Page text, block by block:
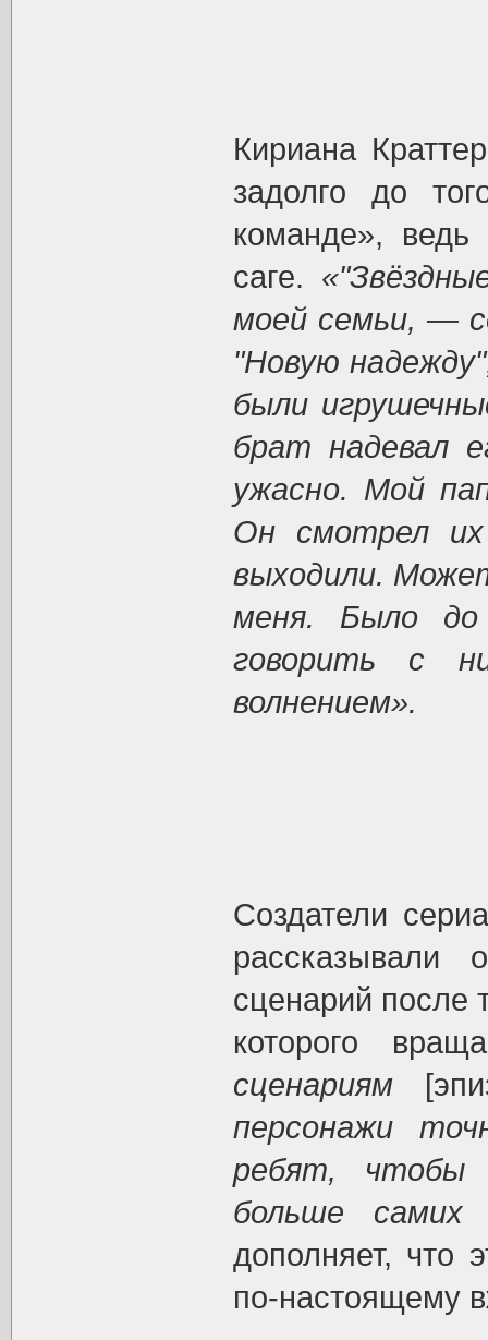
Кириана
задолго до
команде»,
саге.
моей семьи, —
"Новую
были
брат надевал
ужасно. Мой
Он смотрел
выходили.
меня. Было до
говорить с
волнением».
Создатели
сценарий после
которого
сценариям
персонажи
ребят, чтобы
больше самих
дополняет, что
по-настоящему